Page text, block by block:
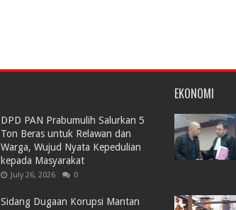
DPD PAN Prabumulih Salurkan 5
Ton Beras untuk Relawan dan
Warga, Wujud Nyata Kepedulian
kepada Masyarakat
July 26, 2026 0
Sidang Dugaan Korupsi Mantan
EKONOMI